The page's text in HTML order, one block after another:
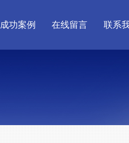
成功案例 在线留言 联系